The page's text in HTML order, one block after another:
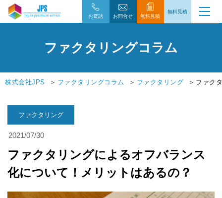
お電話 お問合せ 無料見積
無料見積
ファクタリングコラム
株式会社JPS ファクタリングコラム ファクタリング ファク
ファクタリングによるオフバランス
化について！メリットはあるの？
2021/07/30
ファクタリング